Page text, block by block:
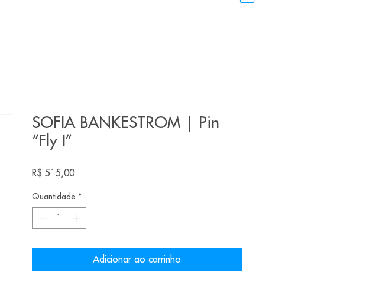
SOFIA BANKESTROM | Pin
“Fly I”
R$ 515,00Preço
Quantidade *
Adicionar ao carrinho